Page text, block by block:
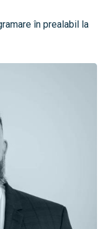
în prealabil la